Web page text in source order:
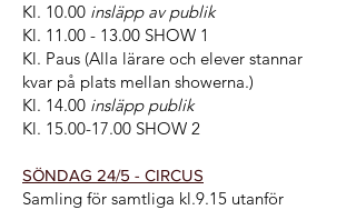
Kl. 10.00 insläpp av publik
Kl. 11.00 - 13.00 SHOW 1
Kl. Paus (Alla lärare och elever stannar
kvar på plats mellan showerna.)
Kl. 14.00 insläpp publik
Kl. 15.00-17.00 SHOW 2
SÖNDAG 24/5 - CIRCUS
Samling för samtliga kl.9.15 utanför